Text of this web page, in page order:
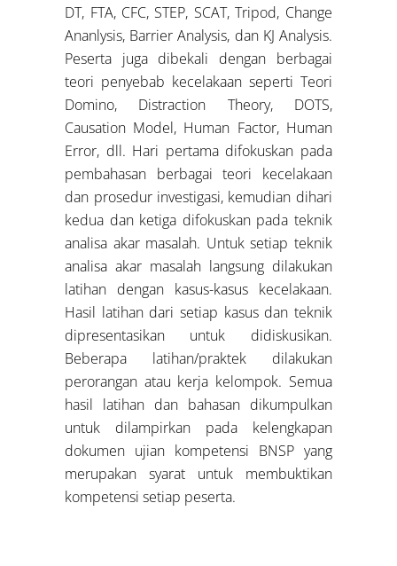
DT, FTA, CFC, STEP, SCAT, Tripod, Change
Ananlysis, Barrier Analysis, dan KJ Analysis.
Peserta juga dibekali dengan berbagai
teori penyebab kecelakaan seperti Teori
Domino, Distraction Theory, DOTS,
Causation Model, Human Factor, Human
Error, dll. Hari pertama difokuskan pada
pembahasan berbagai teori kecelakaan
dan prosedur investigasi, kemudian dihari
kedua dan ketiga difokuskan pada teknik
analisa akar masalah. Untuk setiap teknik
analisa akar masalah langsung dilakukan
latihan dengan kasus-kasus kecelakaan.
Hasil latihan dari setiap kasus dan teknik
dipresentasikan untuk didiskusikan.
Beberapa latihan/praktek dilakukan
perorangan atau kerja kelompok. Semua
hasil latihan dan bahasan dikumpulkan
untuk dilampirkan pada kelengkapan
dokumen ujian kompetensi BNSP yang
merupakan syarat untuk membuktikan
kompetensi setiap peserta.